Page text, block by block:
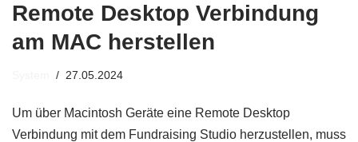
Remote Desktop Verbindung
am MAC herstellen
27.05.2024
Um über Macintosh Geräte eine Remote Desktop
Verbindung mit dem Fundraising Studio herzustellen, muss